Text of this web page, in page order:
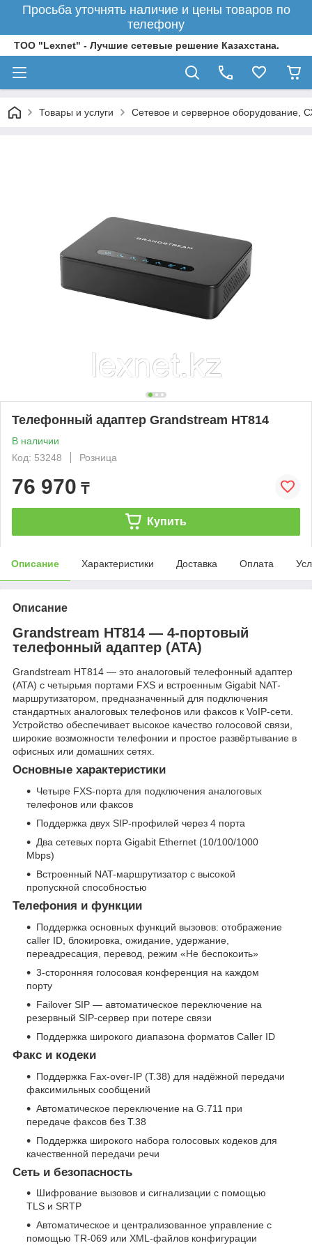
Просьба уточнять наличие и цены товаров по
телефону
ТОО "Lexnet" - Лучшие сетевые решение Казахстана.
Товары и услуги Сетевое и серверное оборудование,
Телефонный адаптер Grandstream HT814
В наличии
Код: 53248
Розница
76 970 ₸
Купить
Описание Характеристики Доставка Оплата
Описание
Grandstream HT814 — 4-портовый
телефонный адаптер (ATA)
Grandstream HT814 — это аналоговый телефонный адаптер
(ATA) с четырьмя портами FXS и встроенным Gigabit NAT-
маршрутизатором, предназначенный для подключения
стандартных аналоговых телефонов или факсов к VoIP-сети.
Устройство обеспечивает высокое качество голосовой связи,
широкие возможности телефонии и простое развёртывание в
офисных или домашних сетях.
Основные характеристики
Четыре FXS-порта для подключения аналоговых
телефонов или факсов
Поддержка двух SIP-профилей через 4 порта
Два сетевых порта Gigabit Ethernet (10/100/1000
Mbps)
Встроенный NAT-маршрутизатор с высокой
пропускной способностью
Телефония и функции
Поддержка основных функций вызовов: отображение
caller ID, блокировка, ожидание, удержание,
переадресация, перевод, режим «Не беспокоить»
3-сторонняя голосовая конференция на каждом
порту
Failover SIP — автоматическое переключение на
резервный SIP-сервер при потере связи
Поддержка широкого диапазона форматов Caller ID
Факс и кодеки
Поддержка Fax-over-IP (T.38) для надёжной передачи
факсимильных сообщений
Автоматическое переключение на G.711 при
передаче факсов без T.38
Поддержка широкого набора голосовых кодеков для
качественной передачи речи
Сеть и безопасность
Шифрование вызовов и сигнализации с помощью
TLS и SRTP
Автоматическое и централизованное управление с
помощью TR-069 или XML-файлов конфигурации